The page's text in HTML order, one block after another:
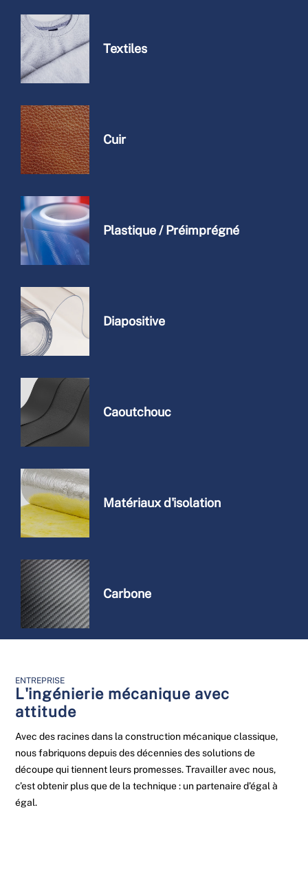
Textiles
Cuir
Plastique / Préimprégné
Diapositive
Caoutchouc
Matériaux d'isolation
Carbone
ENTREPRISE
L'ingénierie mécanique avec
attitude
Avec des racines dans la construction mécanique classique,
nous fabriquons depuis des décennies des solutions de
découpe qui tiennent leurs promesses. Travailler avec nous,
c’est obtenir plus que de la technique : un partenaire d’égal à
égal.